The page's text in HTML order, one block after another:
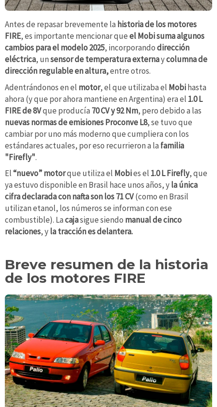
Antes de repasar brevemente la historia de los motores
FIRE, es importante mencionar queel Mobi suma algunos
cambios para el modelo 2025, incorporandodirección
eléctrica, unsensorde temperatura externaycolumna de
dirección regulable en altura,entre otros.
Adentrándonos en el motor, el que utilizaba el Mobihasta
ahora (y que por ahora mantiene en Argentina) era el 1.0 L
FIRE de 8Vque producía 70 CV y 92 Nm, pero debido a las
nuevas normas de emisiones Proconve L8, se tuvo que
cambiar por uno más moderno que cumpliera con los
estándares actuales, por eso recurrieron a la familia
"Firefly".
El“nuevo” motorque utiliza el Mobies el 1.0 L Firefly, que
ya estuvo disponible en Brasil hace unos años, yla única
cifra declarada con nafta son los 71 CV(como en Brasil
utilizan etanol, los números se informan con ese
combustible). Lacajasigue siendo manual de cinco
relaciones, yla tracción es delantera.
Breve resumen de la historia
de los motores FIRE